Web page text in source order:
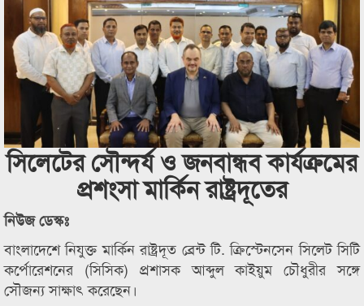
সিলেটের সৌন্দর্য ও জনবান্ধব কার্যক্রমের
প্রশংসা মার্কিন রাষ্ট্রদূতের
নিউজ ডেস্কঃ
বাংলাদেশে নিযুক্ত মার্কিন রাষ্ট্রদূত ব্রেন্ট টি. ক্রিস্টেনসেন সিলেট সিটি
কর্পোরেশনের (সিসিক) প্রশাসক আব্দুল কাইয়ুম চৌধুরীর সঙ্গে
সৌজন্য সাক্ষাৎ করেছেন।